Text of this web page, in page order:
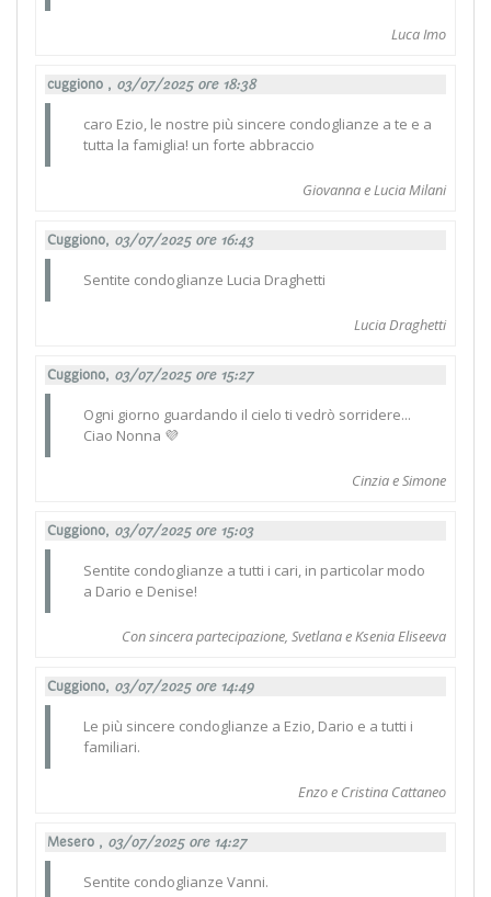
Luca Imo
cuggiono , 03/07/2025 ore 18:38
caro Ezio, le nostre più sincere condoglianze a te e a
tutta la famiglia! un forte abbraccio
Giovanna e Lucia Milani
Cuggiono, 03/07/2025 ore 16:43
Sentite condoglianze Lucia Draghetti
Lucia Draghetti
Cuggiono, 03/07/2025 ore 15:27
Ogni giorno guardando il cielo ti vedrò sorridere...
Ciao Nonna 💜
Cinzia e Simone
Cuggiono, 03/07/2025 ore 15:03
Sentite condoglianze a tutti i cari, in particolar modo
a Dario e Denise!
Con sincera partecipazione, Svetlana e Ksenia Eliseeva
Cuggiono, 03/07/2025 ore 14:49
Le più sincere condoglianze a Ezio, Dario e a tutti i
familiari.
Enzo e Cristina Cattaneo
Mesero , 03/07/2025 ore 14:27
Sentite condoglianze Vanni.